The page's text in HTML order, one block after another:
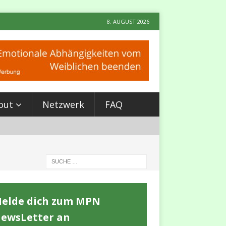
8. AUGUST 2026
Netzwerk FAQ
dich zum MPN
an